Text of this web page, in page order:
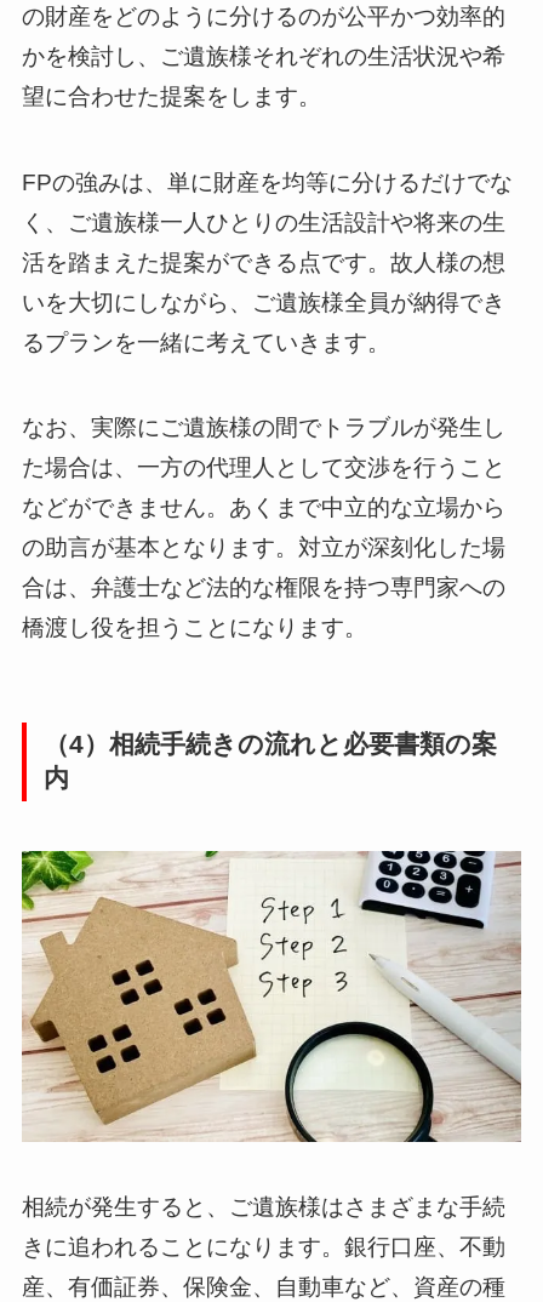
の財産をどのように分けるのが公平かつ効率的
かを検討し、ご遺族様それぞれの生活状況や希
望に合わせた提案をします。
FPの強みは、単に財産を均等に分けるだけでな
く、ご遺族様一人ひとりの生活設計や将来の生
活を踏まえた提案ができる点です。故人様の想
いを大切にしながら、ご遺族様全員が納得でき
るプランを一緒に考えていきます。
なお、実際にご遺族様の間でトラブルが発生し
た場合は、一方の代理人として交渉を行うこと
などができません。あくまで中立的な立場から
の助言が基本となります。対立が深刻化した場
合は、弁護士など法的な権限を持つ専門家への
橋渡し役を担うことになります。
（4）相続手続きの流れと必要書類の案
内
相続が発生すると、ご遺族様はさまざまな手続
きに追われることになります。銀行口座、不動
産、有価証券、保険金、自動車など、資産の種